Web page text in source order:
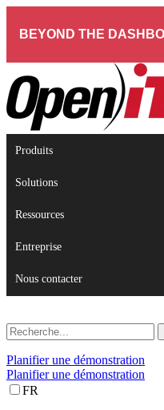
Produits
Solutions
Ressources
Entreprise
Nous contacter
Planifier une démonstration
Planifier une démonstration
FR